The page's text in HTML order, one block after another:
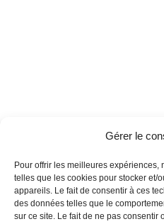
Gérer le
Pour offrir les meilleures
telles que les cookies pour stocker et/
appareils. Le fait de consentir à ces
des données telles que le
sur ce site. Le fait de ne pas consentir